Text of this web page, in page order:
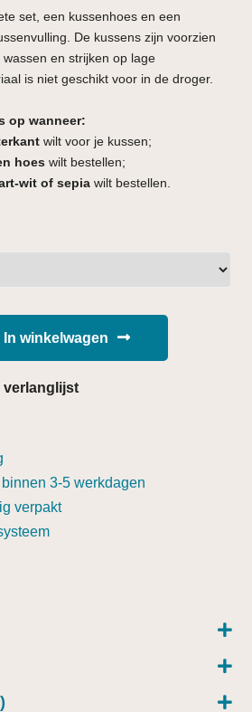
set, een kussenhoes en een
De kussens zijn voorzien
en strijken op lage
is niet geschikt voor in de droger.
op wanneer:
wilt voor je kussen;
hoes wilt bestellen;
wit of sepia wilt bestellen.
In winkelwagen
verlanglijst
3-5 werkdagen
verpakt